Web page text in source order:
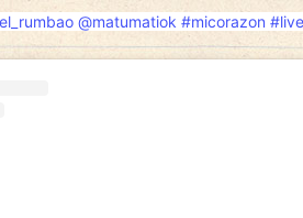
@matumatiok #micorazon